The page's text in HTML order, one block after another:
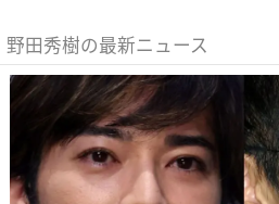
野田秀樹の最新ニュース